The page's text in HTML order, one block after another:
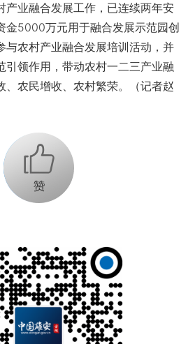
业融合发展工作，已连续两年安
金5000万元用于融合发展示范园创
与农村产业融合发展培训活动，并
引领作用，带动农村一二三产业融
、农民增收、农村繁荣。（记者赵
+1